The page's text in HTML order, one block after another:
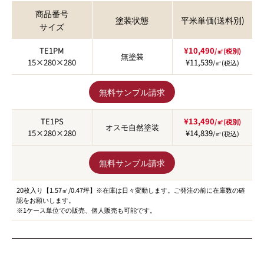
商品番号
サイズ
塗装状態 平米単価(送料別)
TE1PM
15×280×280
無塗装
¥10,490/㎡(税別)
¥11,539/㎡(税込)
無料サンプル請求
TE1PS
15×280×280
オスモ自然塗装
¥13,490/㎡(税別)
¥14,839/㎡(税込)
無料サンプル請求
20枚入り【1.57㎡/0.47坪】※在庫は日々変動します。ご発注の前に在庫数の確
認をお願いします。
※1ケース単位での販売、個人販売も可能です。